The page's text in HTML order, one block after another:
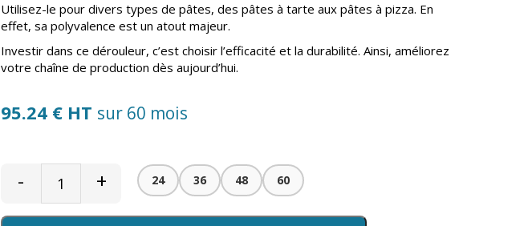
Utilisez-le pour divers types de pâtes, des pâtes à tarte aux pâtes à pizza. En
effet, sa polyvalence est un atout majeur.
Investir dans ce dérouleur, c’est choisir l’efficacité et la durabilité. Ainsi, améliorez
votre chaîne de production dès aujourd’hui.
95.24 € HT sur 60 mois
- + 24 36 48 60